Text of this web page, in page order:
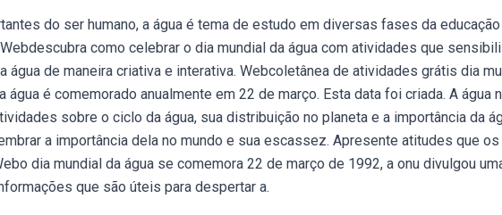
do ser humano, a água é tema de estudo em diversas fases da educação
como celebrar o dia mundial da água com atividades que
água de maneira criativa e interativa. Webcoletânea de atividades grátis dia
água é comemorado anualmente em 22 de março. Esta data foi criada. A água
sobre o ciclo da água, sua distribuição no planeta e a importância da
a importância dela no mundo e sua escassez. Apresente atitudes que os
dia mundial da água se comemora 22 de março de 1992, a onu divulgou
que são úteis para despertar a.